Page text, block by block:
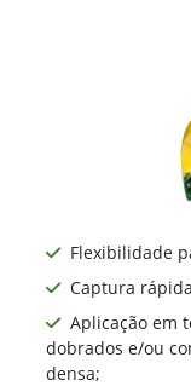
Flexibilidade
Captura
Aplicação em
dobrados e/ou
densa;